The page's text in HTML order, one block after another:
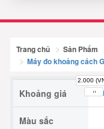
Trang chủ Sản Phẩm
Máy đo khoảng cách
Khoảng giá
2.000
Màu sắc